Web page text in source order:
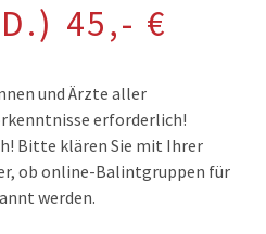
45,- €
und Ärzte aller
erforderlich!
Bitte klären Sie mit Ihrer
ob online-Balintgruppen für
werden.